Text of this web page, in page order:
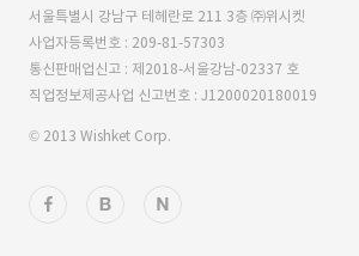
서울특별시 강남구 테헤란로 211 3층 ㈜위시켓
사업자등록번호 : 209-81-57303
통신판매업신고 : 제2018-서울강남-02337 호
직업정보제공사업 신고번호 : J1200020180019
© 2013 Wishket Corp.